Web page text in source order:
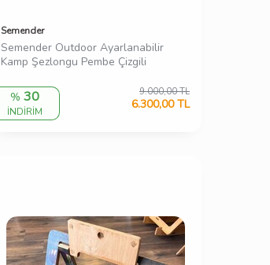
Semender
Semender Outdoor Ayarlanabilir
Kamp Şezlongu Pembe Çizgili
% 30
İNDİRİM
9.000,00TL
6.300,00TL